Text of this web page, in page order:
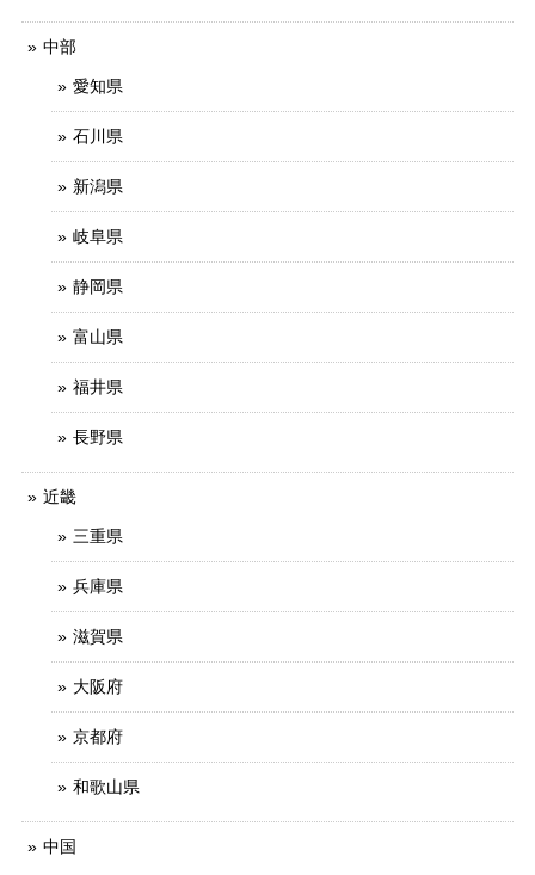
中部
愛知県
石川県
新潟県
岐阜県
静岡県
富山県
福井県
長野県
近畿
三重県
兵庫県
滋賀県
大阪府
京都府
和歌山県
中国